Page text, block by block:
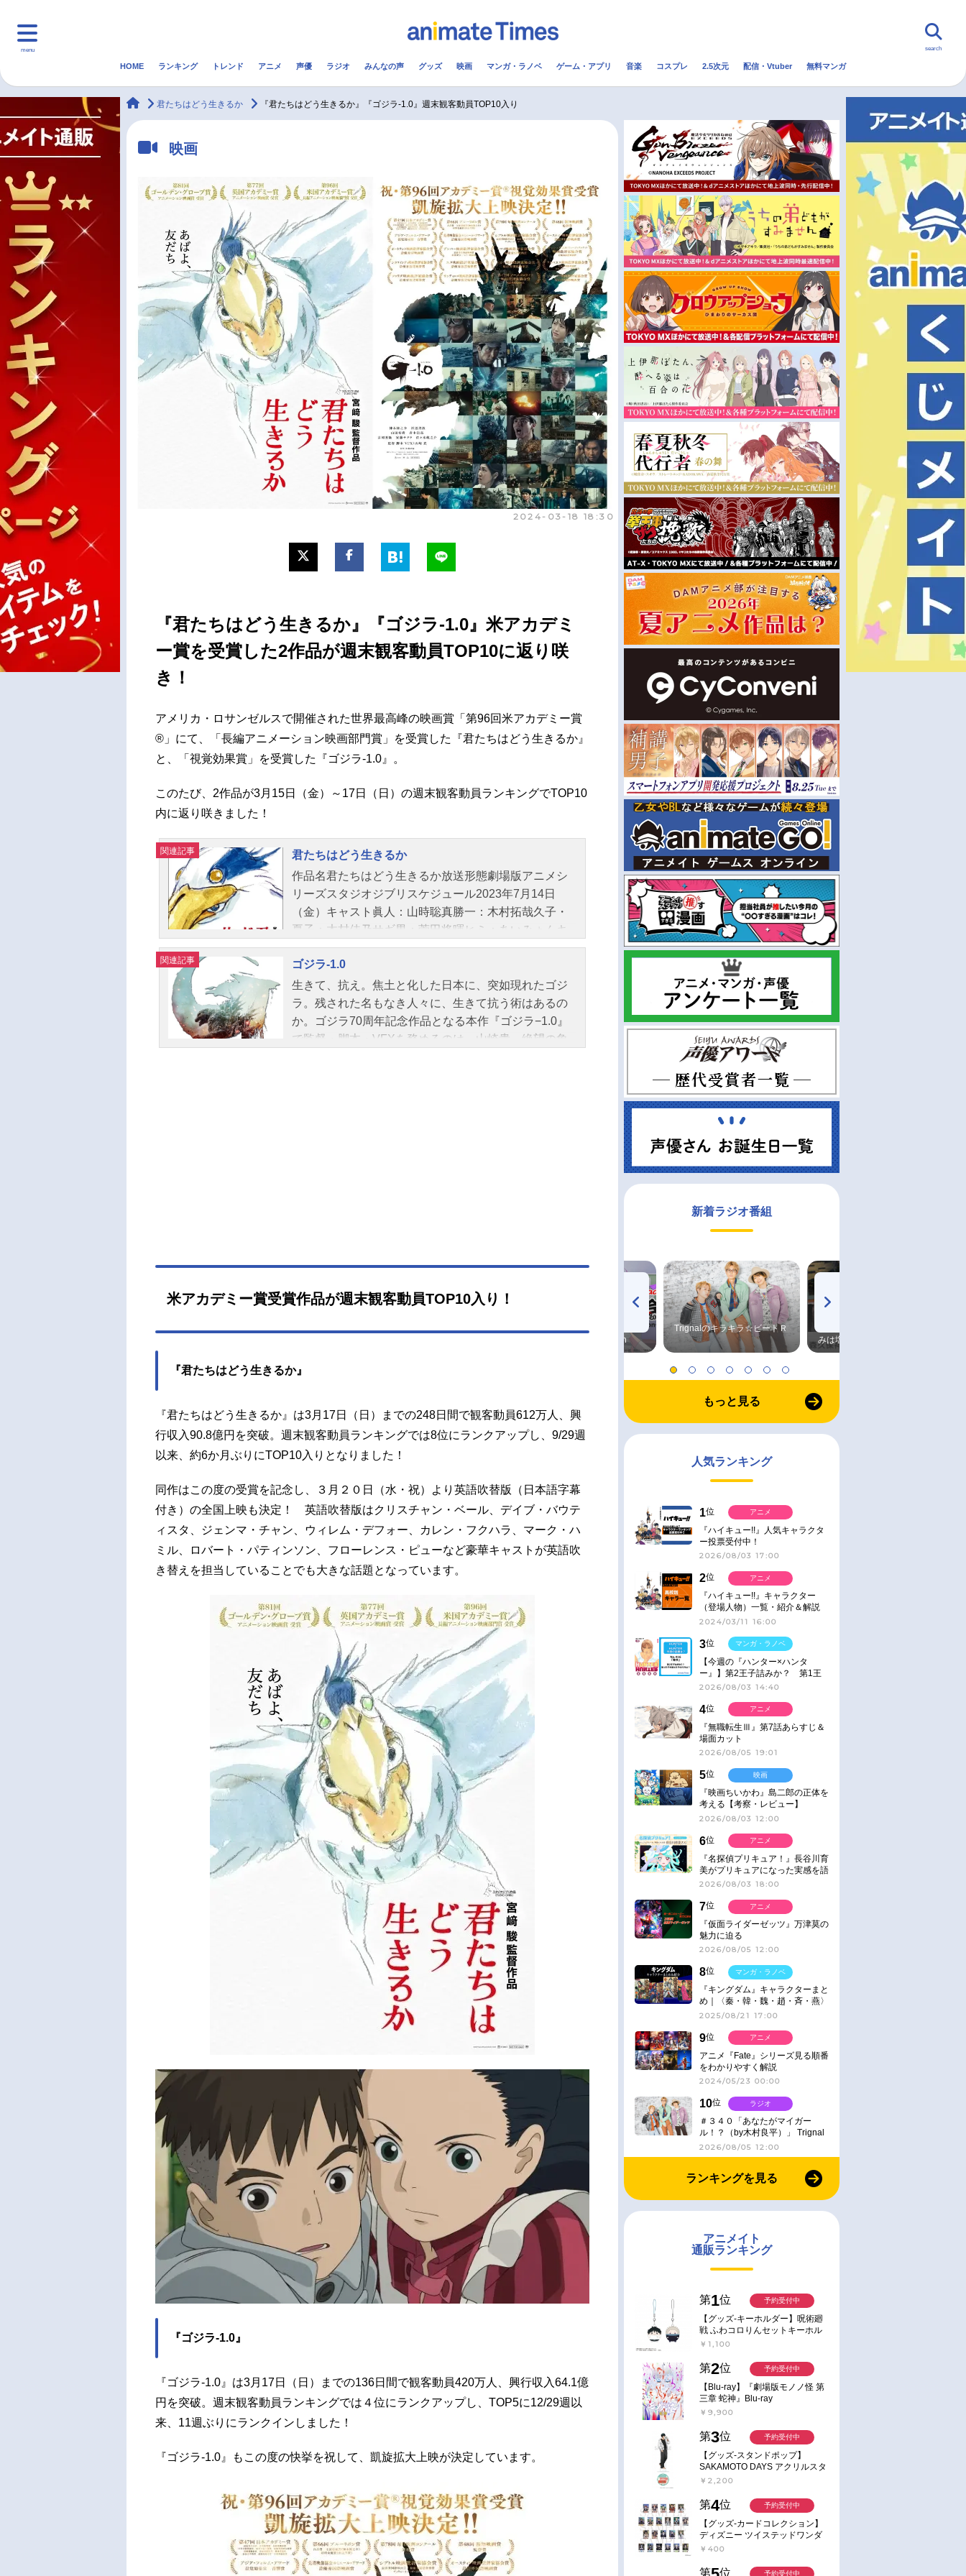
menu
マンガ・ラノベ ゲーム・アプリ 配信・Vtuber トレンド 無料マンガ
最新記事一覧
アニメ記事一覧
声優記事一覧
実写化映画一覧
男性声優/女性声優一覧
今期アニメ曜日別一覧
春アニメ
夏アニメ
秋アニメ
冬アニメ
FOLLOW US
search
HOME ランキング トレンド アニメ 声優 ラジオ みんなの声 グッズ 映画 マンガ・ラノベ ゲーム・アプリ 音楽 コスプレ 2.5次元 配信・Vtuber 無料マンガ
animateTimes
君たちはどう生きるか 『君たちはどう生きるか』『ゴジラ-1.0』週末観客動員TOP10入り
映画
2024-03-18 18:30
『君たちはどう生きるか』『ゴジラ-1.0』米アカデミ
ー賞を受賞した2作品が週末観客動員TOP10に返り咲
き！
アメリカ・ロサンゼルスで開催された世界最高峰の映画賞「第96回米アカデミー賞
®」にて、「長編アニメーション映画部門賞」を受賞した『君たちはどう生きるか』
と、「視覚効果賞」を受賞した『ゴジラ-1.0』。
このたび、2作品が3月15日（金）～17日（日）の週末観客動員ランキングでTOP10
内に返り咲きました！
関連記事
君たちはどう生きるか
作品名君たちはどう生きるか放送形態劇場版アニメシ
リーズスタジオジブリスケジュール2023年7月14日
（金）キャスト眞人：山時聡真勝一：木村拓哉久子・
夏子：木村佳乃サギ男：菅田将暉ヒミ：あいみょんキ
リコ：柴咲コウ老いたペリカン：小林薫大伯父：火野
正平インコ大王：國村隼あいこ：大竹しのぶいずみ：
竹下景子うたこ：風吹ジュンえりこ：阿川佐和子スタ
ッフ原作・脚本・監督：宮崎駿製作：スタジオジブリ
配給：東宝主題歌「地球儀」米津玄師公開開始年＆季
節2023アニメ映画(C)2023StudioGhibli『君たちはどう
関連記事
ゴジラ-1.0
生きて、抗え。焦土と化した日本に、突如現れたゴジ
ラ。残された名もなき人々に、生きて抗う術はあるの
か。ゴジラ70周年記念作品となる本作『ゴジラ−1.0』
で監督・脚本・VFXを務めるのは、山崎貴。絶望の象
米アカデミー賞受賞作品が週末観客動員TOP10入り！
『君たちはどう生きるか』
『君たちはどう生きるか』は3月17日（日）までの248日間で観客動員612万人、興
行収入90.8億円を突破。週末観客動員ランキングでは8位にランクアップし、9/29週
以来、約6か月ぶりにTOP10入りとなりました！
同作はこの度の受賞を記念し、３月２０日（水・祝）より英語吹替版（日本語字幕
付き）の全国上映も決定！ 英語吹替版はクリスチャン・ベール、デイブ・バウテ
ィスタ、ジェンマ・チャン、ウィレム・デフォー、カレン・フクハラ、マーク・ハ
ミル、ロバート・パティンソン、フローレンス・ピューなど豪華キャストが英語吹
き替えを担当していることでも大きな話題となっています。
『ゴジラ-1.0』
『ゴジラ-1.0』は3月17日（日）までの136日間で観客動員420万人、興行収入64.1億
円を突破。週末観客動員ランキングでは４位にランクアップし、TOP5に12/29週以
来、11週ぶりにランクインしました！
『ゴジラ-1.0』もこの度の快挙を祝して、凱旋拡大上映が決定しています。
新着ラジオ番組
高橋美紀のおんぷの気持ち
TVアニメ『戦隊大失格』
radio 大直会 2nd season
Trignalのキラキラ☆ビートＲ
みは塩だけ
もっと見る
人気ランキング
1位
『ハイキュー!!』人気キャラクタ
ー投票受付中！
2026/08/03 17:00
アニメ
2位
『ハイキュー!!』キャラクター
（登場人物）一覧・紹介＆解説
2024/03/11 16:00
アニメ
3位
【今週の『ハンター×ハンタ
ー』】第2王子詰みか？ 第1王
子と第4王子が対峙「発令」＜
2026/08/03 14:40
マンガ・ラノベ
4位
『無職転生Ⅲ』第7話あらすじ＆
場面カット
2026/08/05 19:01
アニメ
5位
『映画ちいかわ』島二郎の正体を
考える【考察・レビュー】
2026/08/03 12:00
映画
6位
『名探偵プリキュア！』長谷川育
美がプリキュアになった実感を語
る【インタビュー】
2026/08/03 18:00
アニメ
7位
『仮面ライダーゼッツ』万津莫の
魅力に迫る
2026/08/05 12:00
アニメ
8位
『キングダム』キャラクターまと
め｜〈秦・韓・魏・趙・斉・燕〉
2025/08/21 17:00
マンガ・ラノベ
9位
アニメ『Fate』シリーズ見る順番
をわかりやすく解説
2024/05/23 00:00
アニメ
10位
＃３４０「あなたがマイガー
ル！？（by木村良平）」 Trignal
のキラキラ☆ビートＲ
2026/08/05 12:00
ラジオ
ランキングを見る
アニメイト
通販ランキング
第1位
【グッズ-キーホルダー】呪術廻
戦 ふわコロりんセットキーホル
ダー【アニメイト特典付】
￥1,100
予約受付中
第2位
【Blu-ray】『劇場版モノノ怪 第
三章 蛇神』Blu-ray
￥9,900
予約受付中
第3位
【グッズ-スタンドポップ】
SAKAMOTO DAYS アクリルスタ
ンド～Sunny Afternoon～ 4.南雲
￥2,200
予約受付中
第4位
【グッズ-カードコレクション】
ディズニー ツイステッドワンダ
ーランド ランダムカードコレク
￥400
予約受付中
第 位 予約受付中